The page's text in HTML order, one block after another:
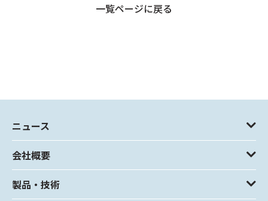
一覧ページに戻る
ニュース
会社概要
製品・技術